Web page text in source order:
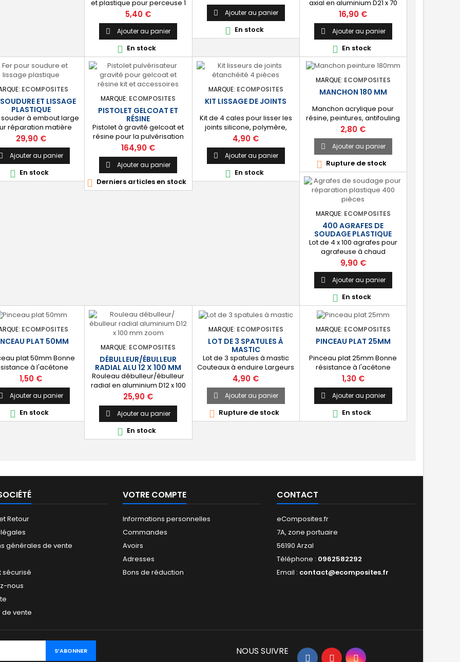
et plastique pour perceuse 1
pièce longueur 40 cm
diamètre 8 cm
Prix
5,40 €
 Ajouter au panier
 En stock
 Ajouter au panier
 En stock
axial en aluminium D21 x 70
mm. [Comprime les fibres]
Permet de répandre
uniformément la résine et
des comprimer les fibres lors
d'une stratification résine.
Prix
16,90 €
 Ajouter au panier
 En stock
ECOMPOSITES
ET LISSAGE
PLASTIQUE
souder à embout large
réparation matière
pare-chocs,
voiture, kayak,
bac de douche
camping car, etc.
Prix
29,90 €
 Ajouter au panier
 En stock
MARQUE: ECOMPOSITES
PISTOLET GELCOAT ET
RÉSINE
Pistolet à gravité gelcoat et
résine pour la pulvérisation
en moule ou finition. Livré
avec buse 2,5 mm, godet
plastique 1000 ml et
accessoires.
Prix
164,90 €
 Ajouter au panier
 Derniers articles en stock
MARQUE: ECOMPOSITES
KIT LISSAGE DE JOINTS
Kit de 4 cales pour lisser les
joints silicone, polymère,
acrylique, mastic-colle et
enlever les excédents. Parfait
pour des joints congés
parfaitement étanches.
Prix
4,90 €
 Ajouter au panier
 En stock
MARQUE: ECOMPOSITES
MANCHON 180 MM
Manchon acrylique pour
résine, peintures, antifouling
180mm
Prix
2,80 €
 Ajouter au panier
 Rupture de stock
MARQUE: ECOMPOSITES
400 AGRAFES DE
SOUDAGE PLASTIQUE
Lot de 4 x 100 agrafes pour
agrafeuse à chaud
réparation matière plastique.
Diamètre : 0,6/0,8 mm.
Prix
9,90 €
 Ajouter au panier
 En stock
ECOMPOSITES
PLAT 50MM
plat 50mm Bonne
à l'acétone
Manche Plastique
Prix
1,50 €
 Ajouter au panier
 En stock
MARQUE: ECOMPOSITES
DÉBULLEUR/ÉBULLEUR
RADIAL ALU 12 X 100 MM
Rouleau débulleur/ébulleur
radial en aluminium D12 x 100
mm. ⚙️ [Débullage] Permet
de chasser les bulles d'air
d'une stratification en résine
et renfort composite.
Prix
25,90 €
 Ajouter au panier
 En stock
MARQUE: ECOMPOSITES
LOT DE 3 SPATULES À
MASTIC
Lot de 3 spatules à mastic
Couteaux à enduire Largeurs
: 30mm 50mm 70mm
Prix
4,90 €
 Ajouter au panier
 Rupture de stock
MARQUE: ECOMPOSITES
PINCEAU PLAT 25MM
Pinceau plat 25mm Bonne
résistance à l'acétone
Manche Plastique
Prix
1,30 €
 Ajouter au panier
 En stock
Retour
générales de vente
sécurisé
nous
vente
VOTRE COMPTE
Informations personnelles
Commandes
Avoirs
Adresses
Bons de réduction
CONTACT
eComposites.fr
7A, zone portuaire
56190 Arzal
Téléphone : 0962582292
Email : contact@ecomposites.fr
NOUS SUIVRE